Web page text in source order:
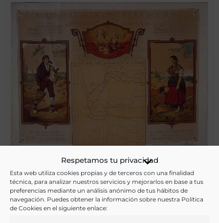
Respetamos tu privacidad
Esta web utiliza cookies propias y de terceros con una finalidad
técnica, para analizar nuestros servicios y mejorarlos en base a tus
preferencias mediante un análisis anónimo de tus hábitos de
navegación. Puedes obtener la información sobre nuestra Política
de Cookies en el siguiente enlace:
Movimiento en el negocio de azafrán en el mercado de
14 de Octubre de 1880 ..
Valencia - 1880